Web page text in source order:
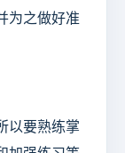
为之做好准
以要熟练掌